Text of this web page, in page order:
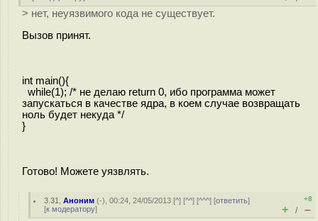
> нет, неуязвимого кода не существует.
Вызов принят.
int main(){
while(1); /* не делаю return 0, ибо программа может
запускаться в качестве ядра, в коем случае возвращать
ноль будет некуда */
}
Готово! Можете уязвлять.
3.31 ,Аноним (-), 00:24, 24/05/2013 [^] [^^] [^^^] [ответить]
[к модератору]
+8
+ / –